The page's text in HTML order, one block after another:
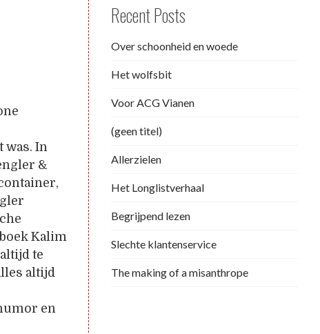
was. In
&
Kalim
te
altijd
en
Recent Posts
Over schoonheid en woede
Het wolfsbit
Voor ACG Vianen
(geen titel)
Allerzielen
Het Longlistverhaal
Begrijpend lezen
Slechte klantenservice
The making of a misanthrope